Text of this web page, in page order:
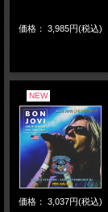
価格： 3,985円(税込)
NEW
価格： 3,037円(税込)